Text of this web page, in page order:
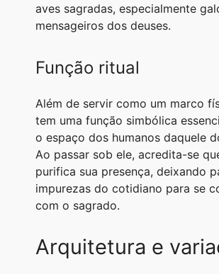
aves sagradas, especialmente
mensageiros dos deuses.
Função ritual
Além de servir como um marco
tem uma função simbólica
o espaço dos humanos daquele
Ao passar sob ele, acredita-se
purifica sua presença, deixando
impurezas do cotidiano para se
com o sagrado.
Arquitetura e